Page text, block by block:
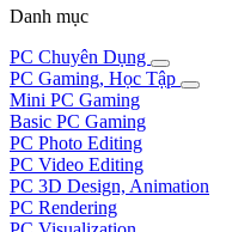
Danh mục
PC Chuyên Dụng
PC Gaming, Học Tập
Mini PC Gaming
Basic PC Gaming
PC Photo Editing
PC Video Editing
PC 3D Design, Animation
PC Rendering